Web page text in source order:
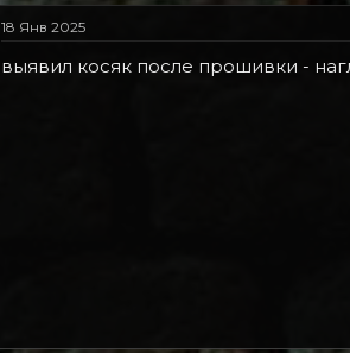
18 Янв 2025
выявил косяк после прошивки -